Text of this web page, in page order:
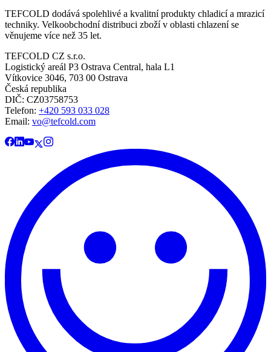
TEFCOLD dodává spolehlivé a kvalitní produkty chladicí a mrazicí
techniky. Velkoobchodní distribuci zboží v oblasti chlazení se
věnujeme více než 35 let.
TEFCOLD CZ s.r.o.
Logistický areál P3 Ostrava Central, hala L1
Vítkovice 3046, 703 00 Ostrava
Česká republika
DIČ: CZ03758753​​​​​​
Telefon: +420 593 033 028
Email: vo@tefcold.com